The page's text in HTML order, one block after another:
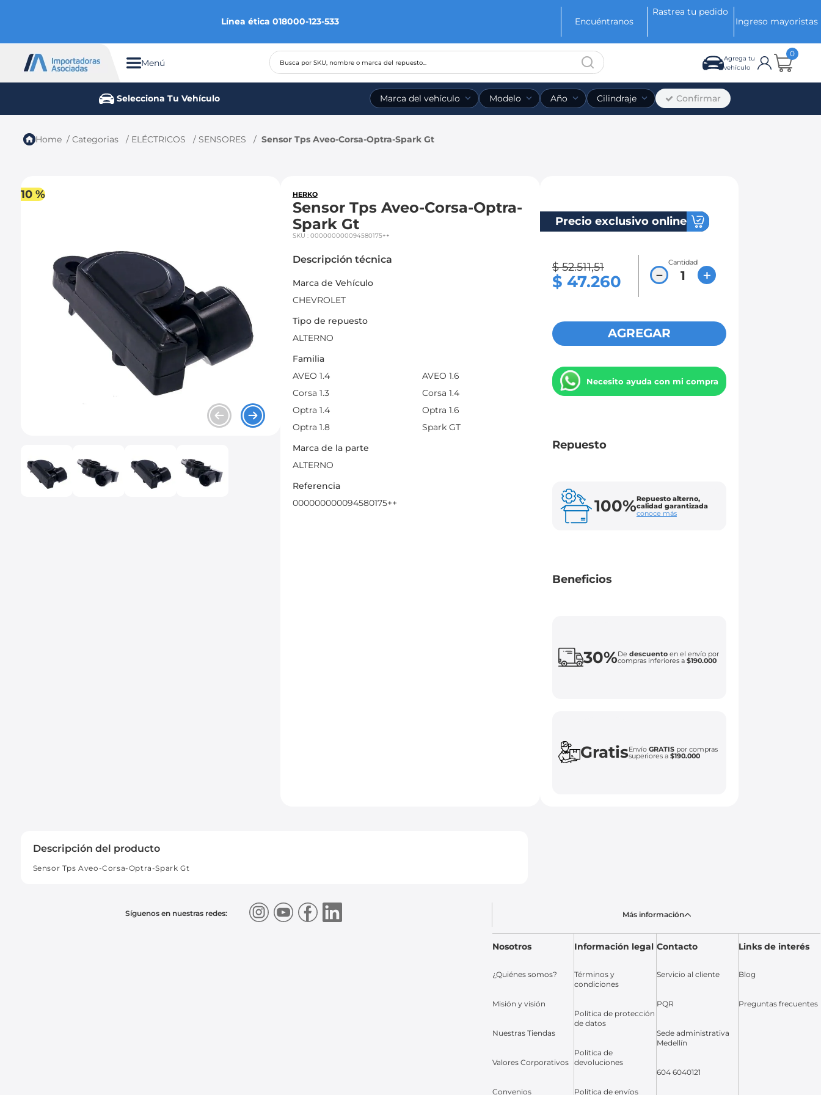
Línea ética 018000-123-533 Encuéntranos
Rastrea tu pedido
Ingreso mayoristas
Menú
Busca por SKU, nombre o marca del repuesto...
Agrega tu
vehículo
0
Selecciona Tu Vehículo Marca del vehículo Modelo Año Cilindraje Confirmar
Categorias ELÉCTRICOS SENSORES Sensor Tps Aveo-Corsa-Optra-Spark Gt
10 % HERKO
Sensor Tps Aveo-Corsa-Optra-
Spark Gt
SKU : 000000000094580175++
Descripción técnica
Marca de Vehículo
CHEVROLET
Tipo de repuesto
ALTERNO
Familia
AVEO 1.4
AVEO 1.6
Corsa 1.3
Corsa 1.4
Optra 1.4
Optra 1.6
Optra 1.8
Spark GT
Marca de la parte
ALTERNO
Referencia
000000000094580175++
Precio exclusivo online
$ 52.511,51
$ 47.260
Cantidad
＋
－
AGREGAR
Necesito ayuda con mi compra
Repuesto
100%Repuesto alterno,
calidad garantizada
conoce más
Beneficios
30%De descuentoen el envío por
compras inferiores a $190.000
GratisEnvío GRATISpor compras
superiores a $190.000
Descripción del producto
Sensor Tps Aveo-Corsa-Optra-Spark Gt
Síguenos en nuestras redes: Más información
Nosotros
¿Quiénes somos?
Misión y visión
Nuestras Tiendas
Valores Corporativos
Convenios
Información legal
Términos y
condiciones
Política de protección
de datos
Política de
devoluciones
Política de envíos
Contacto
Servicio al cliente
PQR
Sede administrativa
Medellín
604 6040121
Links de interés
Blog
Preguntas frecuentes
TÉRMINOS MÁS BUSCADOS
chevrolet
spark gt
chevrolet spark gt
9.
mazda 2
10. chevrolet sail